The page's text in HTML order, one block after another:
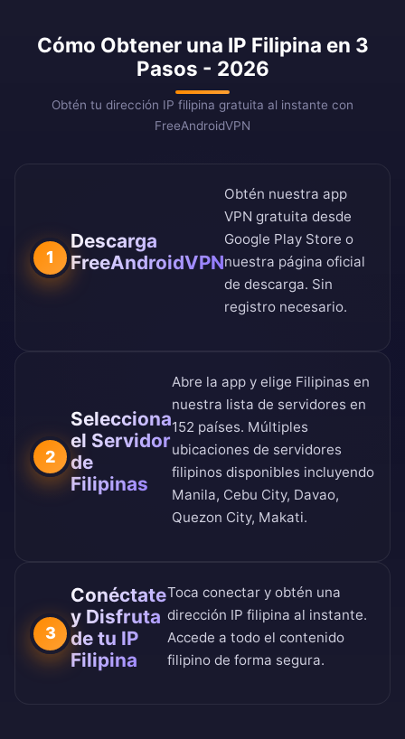
Cómo Obtener una IP Filipina en 3
Pasos - 2026
Obtén tu dirección IP filipina gratuita al instante con
FreeAndroidVPN
1
Descarga
FreeAndroidVPN
Obtén nuestra app
VPN gratuita desde
Google Play Store o
nuestra página oficial
de descarga. Sin
registro necesario.
2
Selecciona
el Servidor
de
Filipinas
Abre la app y elige Filipinas en
nuestra lista de servidores en
152 países. Múltiples
ubicaciones de servidores
filipinos disponibles incluyendo
Manila, Cebu City, Davao,
Quezon City, Makati.
3
Conéctate
y Disfruta
de tu IP
Filipina
Toca conectar y obtén una
dirección IP filipina al instante.
Accede a todo el contenido
filipino de forma segura.